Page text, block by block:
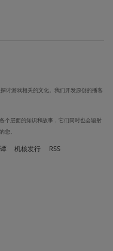
讨游戏相关的文化。我们开发原创的播客
个层面的知识和故事，它们同时也会辐射
您。
机核发行 RSS